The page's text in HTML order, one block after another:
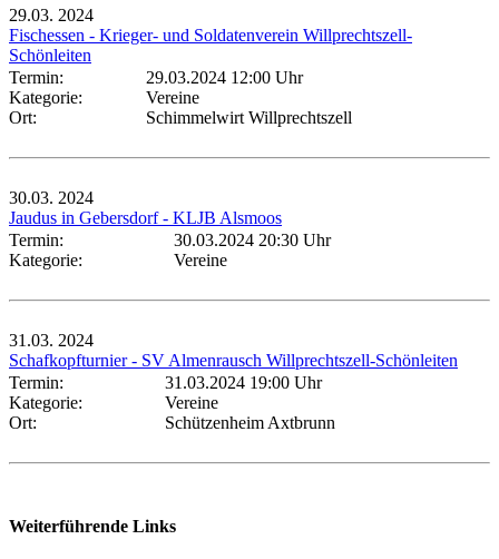
29.03. 2024
Fischessen - Krieger- und Soldatenverein Willprechtszell-
Schönleiten
Termin:
29.03.2024 12:00 Uhr
Kategorie:
Vereine
Ort:
Schimmelwirt Willprechtszell
30.03. 2024
Jaudus in Gebersdorf - KLJB Alsmoos
Termin:
30.03.2024 20:30 Uhr
Kategorie:
Vereine
31.03. 2024
Schafkopfturnier - SV Almenrausch Willprechtszell-Schönleiten
Termin:
31.03.2024 19:00 Uhr
Kategorie:
Vereine
Ort:
Schützenheim Axtbrunn
Weiterführende Links